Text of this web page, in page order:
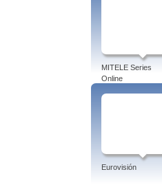
MITELE Series
Online
Eurovisión